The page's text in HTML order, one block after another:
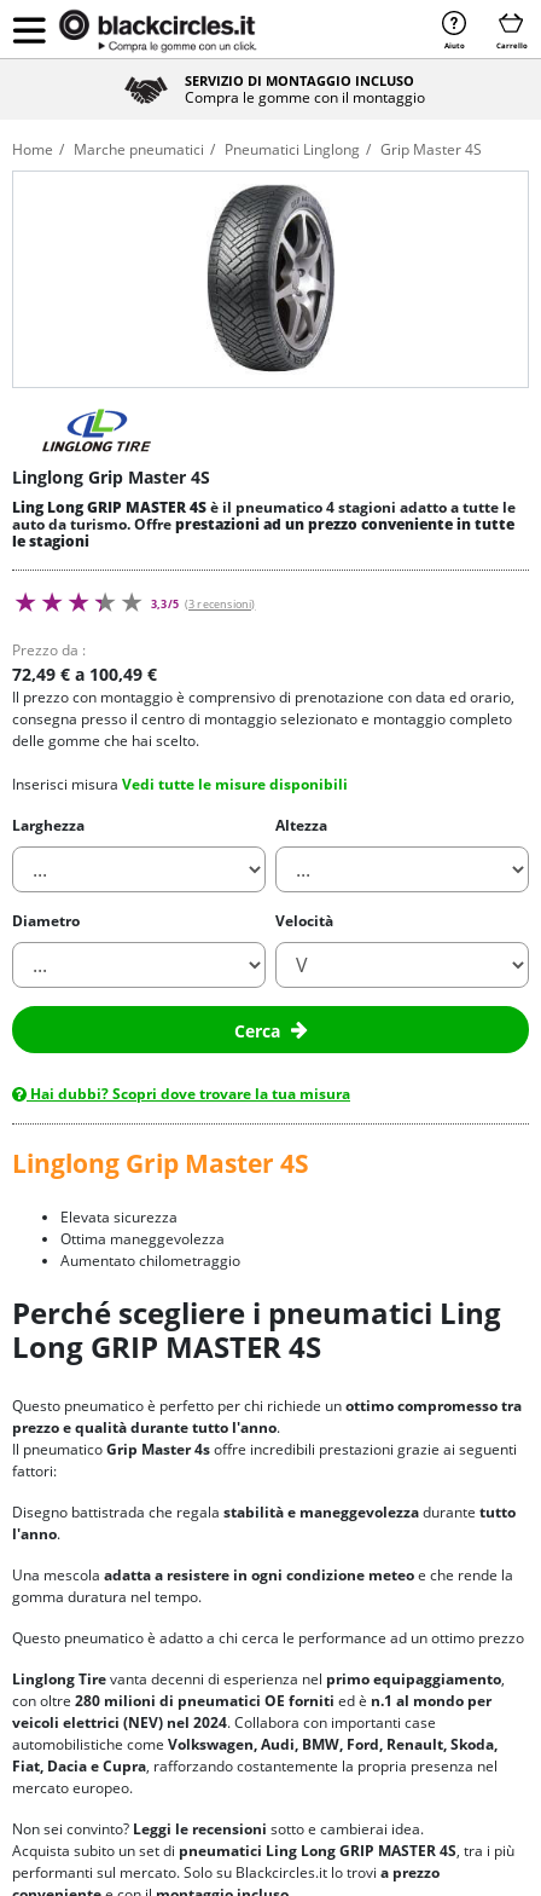
Aiuto Carrello
SERVIZIO DI MONTAGGIO INCLUSO
Compra le gomme con il montaggio
Home Marche pneumatici Pneumatici Linglong Grip Master 4S
Linglong Grip Master 4S
Ling Long GRIP MASTER 4Sè il pneumatico 4 stagioni adatto a tutte le
auto da turismo. Offreprestazioni ad un prezzo conveniente in tutte
le stagioni
3,3/5 (3 recensioni)
Prezzo da :
72,49 € a 100,49 €
Il prezzo con montaggio è comprensivo di prenotazione con data ed orario,
consegna presso il centro di montaggio selezionato e montaggio completo
delle gomme che hai scelto.
Inserisci misura Vedi tutte le misure disponibili
Larghezza
Altezza
Diametro Velocità
Cerca
Hai dubbi? Scopri dove trovare la tua misura
Linglong Grip Master 4S
Elevata sicurezza
Ottima maneggevolezza
Aumentato chilometraggio
Perché scegliere i pneumatici Ling
Long GRIP MASTER 4S
Questo pneumatico è perfetto per chi richiede unottimo compromesso tra
prezzo e qualità durante tutto l'anno.
Il pneumaticoGrip Master 4soffre incredibili prestazioni grazie ai seguenti
fattori:
Disegno battistrada che regala stabilità e maneggevolezzadurante tutto
l'anno.
Una mescola adatta a resistere in ogni condizione meteoe che rende la
gomma duratura nel tempo.
Questo pneumatico è adatto a chi cerca le performance ad un ottimo prezzo
Linglong Tirevanta decenni di esperienza nel primo equipaggiamento,
con oltre 280 milioni di pneumatici OE forniti ed è n.1 al mondo per
veicoli elettrici (NEV) nel 2024. Collabora con importanti case
automobilistiche come Volkswagen, Audi, BMW, Ford, Renault, Skoda,
Fiat, Dacia e Cupra, rafforzando costantemente la propria presenza nel
mercato europeo.
Non sei convinto? Leggi le recensioni sotto e cambierai idea.
Acquista subito un set di pneumatici Ling Long GRIP MASTER 4S, tra i più
performanti sul mercato. Solo su Blackcircles.it lo trovi a prezzo